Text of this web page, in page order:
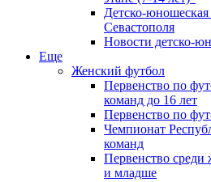
Детско-юношеская
Севастополя
Новости детско-
Еще
Женский футбол
Первенство по
команд до 16 лет
Первенство по
Чемпионат
команд
Первенство среди
и младше